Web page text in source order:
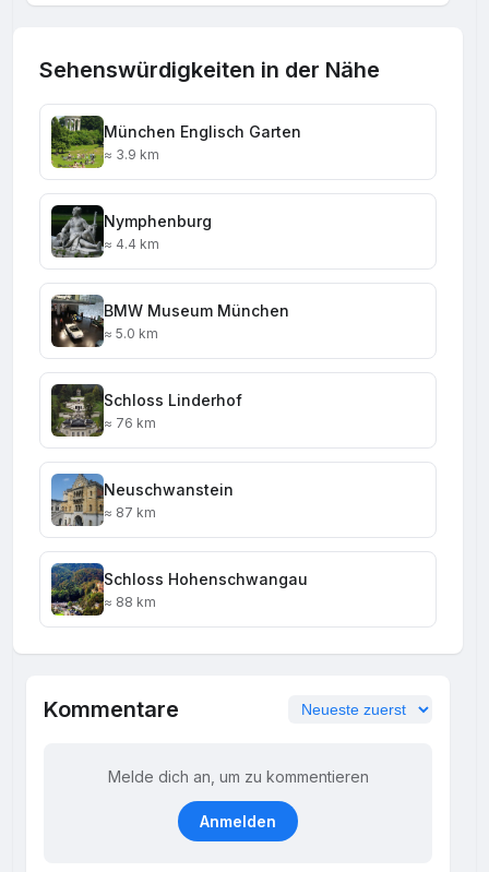
Sehenswürdigkeiten in der Nähe
München Englisch Garten
≈ 3.9 km
Nymphenburg
≈ 4.4 km
BMW Museum München
≈ 5.0 km
Schloss Linderhof
≈ 76 km
Neuschwanstein
≈ 87 km
Schloss Hohenschwangau
≈ 88 km
Kommentare
Melde dich an, um zu kommentieren
Anmelden